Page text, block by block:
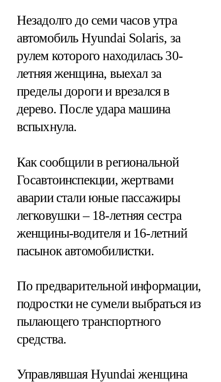
Незадолго до семи часов утра
автомобиль Hyundai Solaris, за
рулем которого находилась 30-
летняя женщина, выехал за
пределы дороги и врезался в
дерево. После удара машина
вспыхнула.
Как сообщили в региональной
Госавтоинспекции, жертвами
аварии стали юные пассажиры
легковушки – 18-летняя сестра
женщины-водителя и 16-летний
пасынок автомобилистки.
По предварительной информации,
подростки не сумели выбраться из
пылающего транспортного
средства.
Управлявшая Hyundai женщина